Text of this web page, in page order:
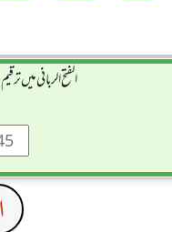
الفتح الربانی میں